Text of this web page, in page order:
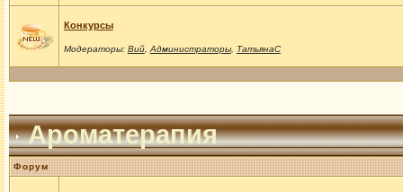
Конкурсы
Модераторы: Вий, Администраторы, ТатьянаС
Ароматерапия
Форум